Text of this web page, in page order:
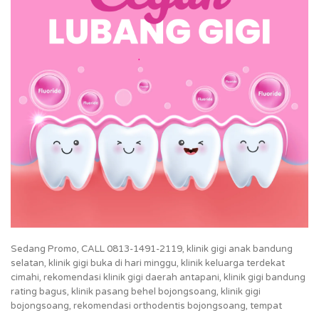
Sedang Promo, CALL 0813-1491-2119, klinik gigi anak bandung
selatan, klinik gigi buka di hari minggu, klinik keluarga terdekat
cimahi, rekomendasi klinik gigi daerah antapani, klinik gigi bandung
rating bagus, klinik pasang behel bojongsoang, klinik gigi
bojongsoang, rekomendasi orthodentis bojongsoang, tempat